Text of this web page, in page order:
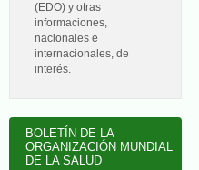
(EDO) y otras
informaciones,
nacionales e
internacionales, de
interés.
BOLETÍN DE LA
ORGANIZACIÓN MUNDIAL
DE LA SALUD